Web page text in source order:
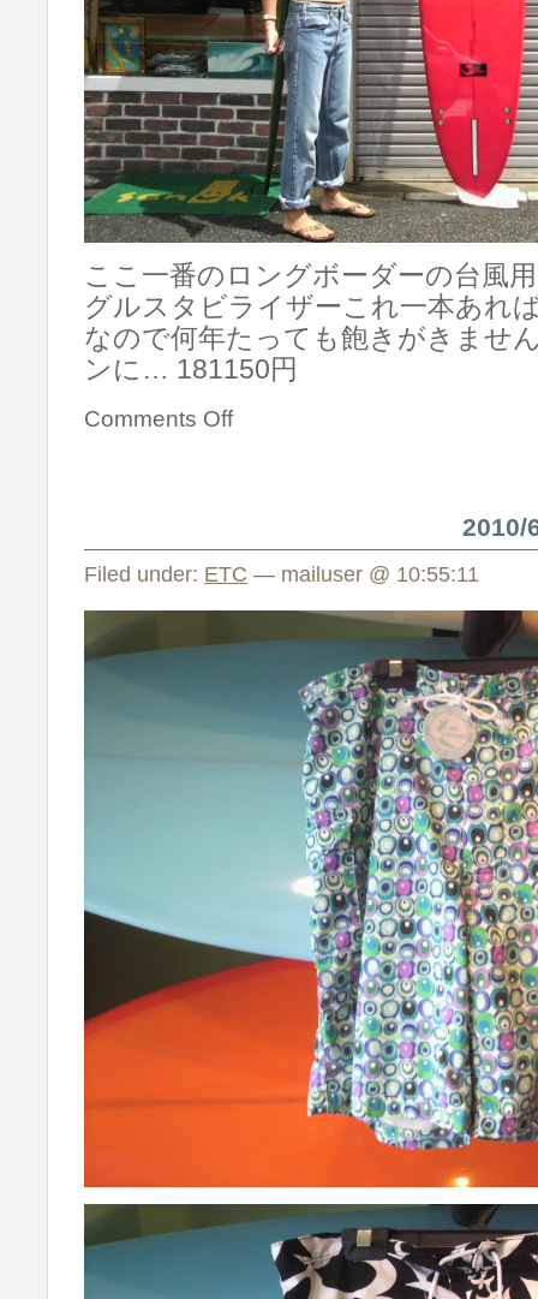
ここ一番のロングボーダーの台風用
グルスタビライザーこれ一本あれ
なので何年たっても飽きがきませ
ンに… 181150円
Comments Off
2010/
Filed under: ETC — mailuser @ 10:55:11